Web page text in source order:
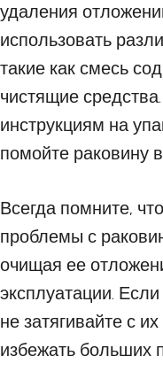
удаления
использовать
такие как смесь
чистящие
инструкциям на
помойте раковину
Всегда помните,
проблемы с
очищая ее
эксплуатации.
не затягивайте с
избежать больших